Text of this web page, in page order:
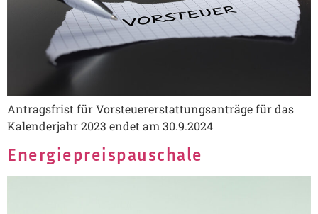
Antragsfrist für Vorsteuererstattungsanträge für das
Kalenderjahr 2023 endet am 30.9.2024
Energiepreispauschale